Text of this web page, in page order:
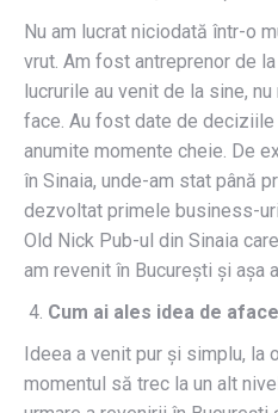
Nu am lucrat niciodată într-o
vrut. Am fost antreprenor de
lucrurile au venit de la sine,
face. Au fost date de deciziile
anumite momente cheie. De
în Sinaia, unde-am stat până
dezvoltat primele business-
Old Nick Pub-ul din Sinaia
am revenit în București și așa
Cum ai ales idea de
Ideea a venit pur și simplu, la
momentul să trec la un alt